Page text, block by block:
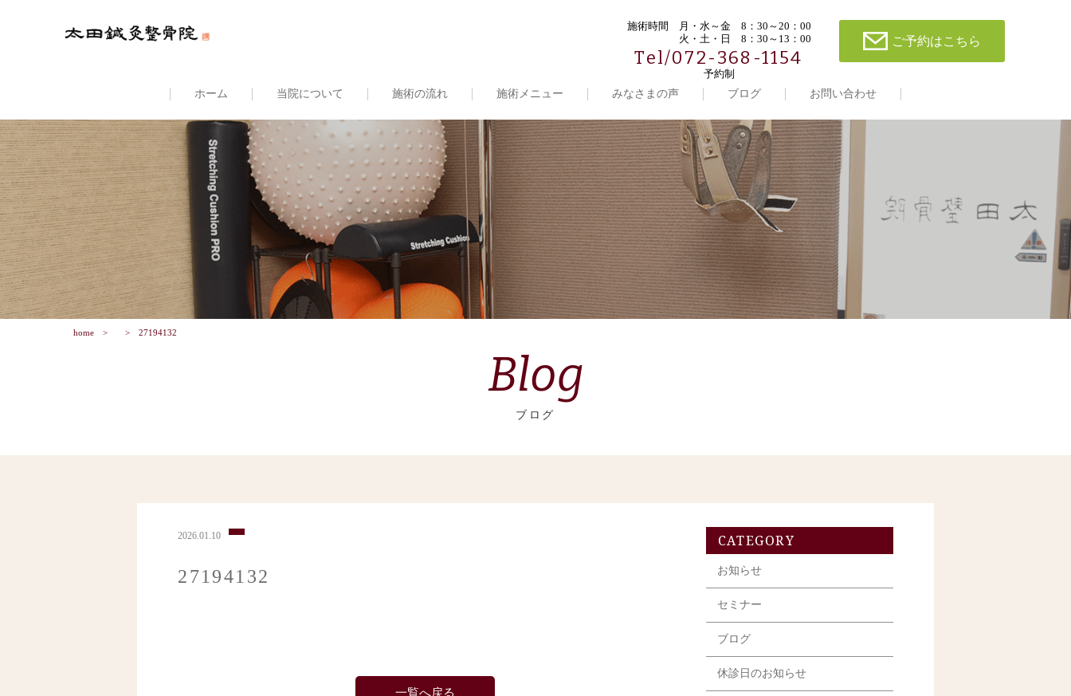
施術時間
月・水～金 8：30～20：00
火・土・日 8：30～13：00
Tel/072-368-1154
予約制
ご予約はこちら
ホーム 当院について 施術の流れ 施術メニュー みなさまの声 ブログ お問い合わせ
home 27194132
Blog
ブログ
2026.01.10
27194132
一覧へ戻る
CATEGORY
お知らせ
セミナー
ブログ
休診日のお知らせ